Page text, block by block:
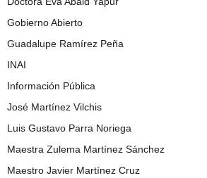
Gobierno Abierto
Guadalupe Ramírez Peña
INAI
Información Pública
José Martínez Vilchis
Luis Gustavo Parra Noriega
Maestra Zulema Martínez Sánchez
Maestro Javier Martínez Cruz